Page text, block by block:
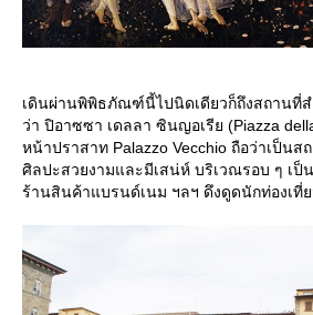
เดินผ่านพิพิธภัณฑ์นี้ไปนิดเดียวก็ถึงสถานที่
ว่า ปิอาซซา เดลลา ซินญอเรีย (Piazza
หน้าปราสาท Palazzo Vecchio ถือว่าเป็นส
ศิลปะสวยงามและมีเสน่ห์ บริเวณรอบ ๆ เป็
ร้านสินค้าแบรนด์เนม ฯลฯ ดึงดูดนักท่องเที่